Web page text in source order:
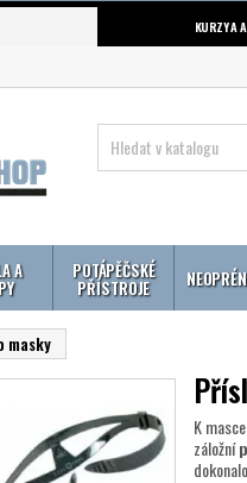
KURZY A
A POTÁPĚČSKÉ
PŘÍSTROJE
masky
K
záložní